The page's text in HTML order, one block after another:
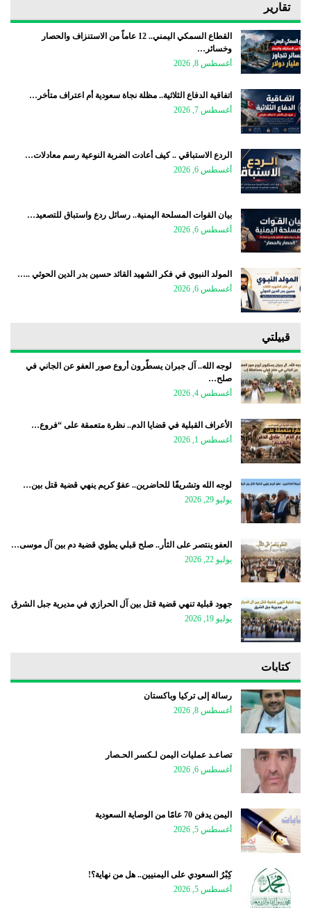
تقارير
القطاع السمكي اليمني.. 12 عاماً من الاستنزاف والحصار
وخسائر…
أغسطس 8, 2026
اتفاقية الدفاع الثلاثية.. مظلة نجاة سعودية أم اعتراف متأخر…
أغسطس 7, 2026
الردع الاستباقي .. كيف أعادت الضربة النوعية رسم معادلات…
أغسطس 6, 2026
بيان القوات المسلحة اليمنية.. رسائل ردع واستباق للتصعيد…
أغسطس 6, 2026
المولد النبوي في فكر الشهيد القائد حسين بدر الدين الحوثي ..…
أغسطس 6, 2026
قبيلتي
لوجه الله.. آل جبران يسطّرون أروع صور العفو عن الجاني في
صلح…
أغسطس 4, 2026
الأعراف القبلية في قضايا الدم.. نظرة متعمقة على “فروع…
أغسطس 1, 2026
لوجه الله وتشريفًا للحاضرين.. عفوٌ كريم ينهي قضية قتل بين…
يوليو 29, 2026
العفو ينتصر على الثأر.. صلح قبلي يطوي قضية دم بين آل موسى…
يوليو 22, 2026
جهود قبلية تنهي قضية قتل بين آل الحرازي في مديرية جبل الشرق
يوليو 19, 2026
كتابات
رسالة إلى تركيا وباكستان
أغسطس 8, 2026
تصاعـد عمليات اليمن لـكسر الحـصار
أغسطس 6, 2026
اليمن يدفن 70 عامًا من الوصاية السعودية
أغسطس 5, 2026
كِبْرُ السعودي على اليمنيين.. هل من نهاية؟!
أغسطس 5, 2026